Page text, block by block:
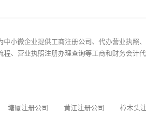
中小微企业提供工商注册公司、代办营业执
程、营业执照注册办理查询等工商和财务会
塘厦注册公司 黄江注册公司 樟木头